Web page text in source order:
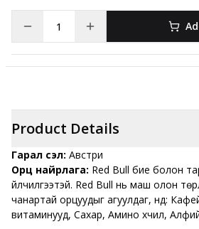
Product Details
Гарал үүсэл: Австри
Орц найрлага: Red Bull бие болон
үйлчилгээтэй. Red Bull нь маш олон
чанартай орцуудыг агуулдаг, үүнд:
витаминууд, Сахар, Амино хүчил,